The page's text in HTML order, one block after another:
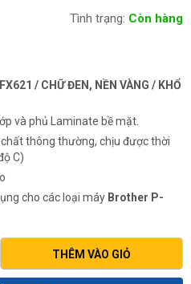
Tình trạng: Còn hàng
/ CHỮ ĐEN, NỀN VÀNG / KHỔ
và phủ Laminate bề mặt.
thông thường, chịu được thời
C)
cho các loại máy Brother P-
THÊM VÀO GIỎ